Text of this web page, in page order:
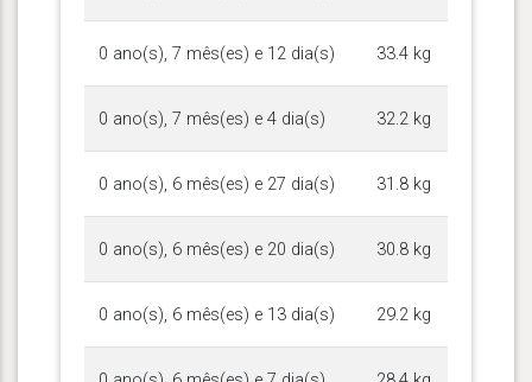
0 ano(s), 7 mês(es) e 12 dia(s) 33.4 kg
0 ano(s), 7 mês(es) e 4 dia(s) 32.2 kg
0 ano(s), 6 mês(es) e 27 dia(s) 31.8 kg
0 ano(s), 6 mês(es) e 20 dia(s) 30.8 kg
0 ano(s), 6 mês(es) e 13 dia(s) 29.2 kg